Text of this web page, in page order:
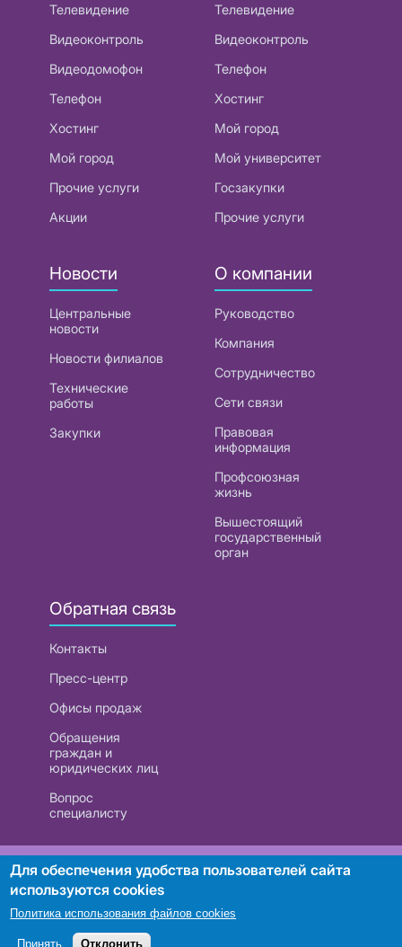
Телевидение
Видеоконтроль
Видеодомофон
Телефон
Хостинг
Мой город
Прочие услуги
Акции
Телевидение
Видеоконтроль
Телефон
Хостинг
Мой город
Мой университет
Госзакупки
Прочие услуги
Новости
Центральные
новости
Новости филиалов
Технические
работы
Закупки
О компании
Руководство
Компания
Сотрудничество
Сети связи
Правовая
информация
Профсоюзная
жизнь
Вышестоящий
государственный
орган
Обратная связь
Контакты
Пресс-центр
Офисы продаж
Обращения
граждан и
юридических лиц
Вопрос
специалисту
РУП «Белтелеком». УНП 101007741
Поиск
Для обеспечения удобства пользователей сайта
используются cookies
Политика использования файлов cookies
Принять Отклонить